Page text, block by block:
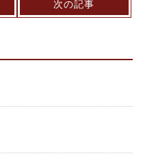
次の記事